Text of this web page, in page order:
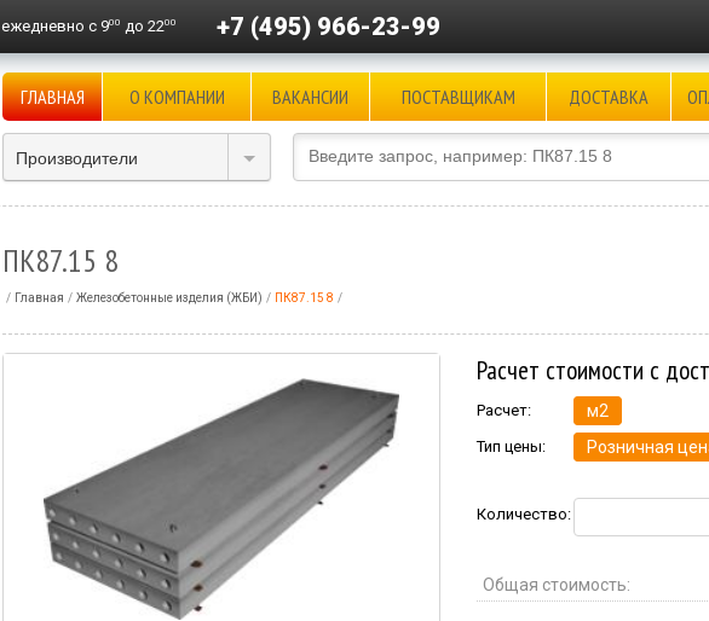
ежедневно с 900 до 2200 +7 (495) 966-23-99
ГЛАВНАЯ О КОМПАНИИ ВАКАНСИИ ПОСТАВЩИКАМ ДОСТАВКА
Производители
ПК87.15 8
Главная Железобетонные изделия (ЖБИ) ПК87.15 8
Расчет стоимости с
Расчет: м2
Тип цены: Розничная
Количество:
Общая стоимость: